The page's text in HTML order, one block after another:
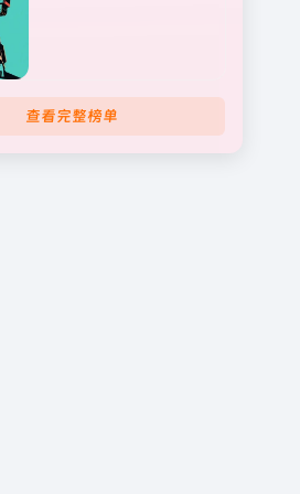
查看完整榜单